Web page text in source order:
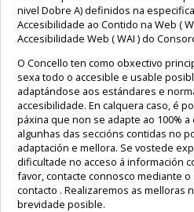
nivel Dobre A) definidos na
Accesibilidade ao Contido na Web (
Accesibilidade Web ( WAI ) do
O Concello ten como obxectivo
sexa todo o accesible e usable
adaptándose aos estándares e
accesibilidade. En calquera caso, é
páxina que non se adapte ao 100%
algunhas das seccións contidas no
adaptación e mellora. Se vostede
dificultade no acceso á información
favor, contacte connosco mediante
contacto . Realizaremos as melloras
brevidade posible.